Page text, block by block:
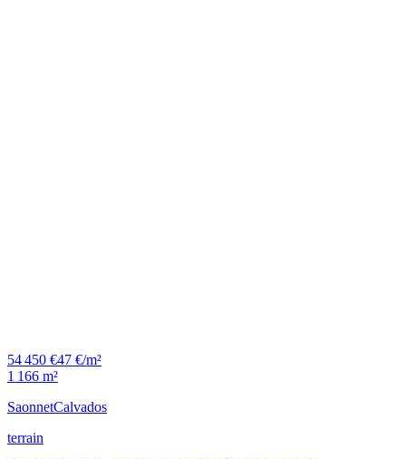
54 450 €47 €/m²
1 166 m²
SaonnetCalvados
terrain